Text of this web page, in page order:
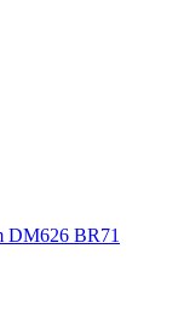
DM626 BR71